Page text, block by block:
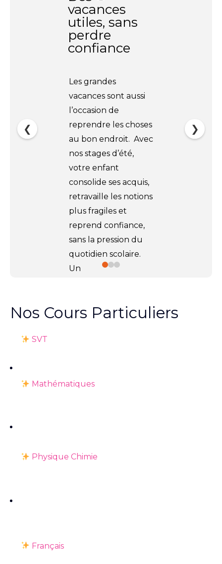
vacances
utiles, sans
perdre
confiance
Les grandes
vacances sont aussi
l’occasion de
reprendre les choses
au bon endroit. Avec
nos stages d’été,
votre enfant
consolide ses acquis,
retravaille les notions
plus fragiles et
reprend confiance,
sans la pression du
quotidien scolaire.
Un
de 2h par matière,
❮ ❯
Nos Cours Particuliers
SVT
Mathématiques
Physique Chimie
Français